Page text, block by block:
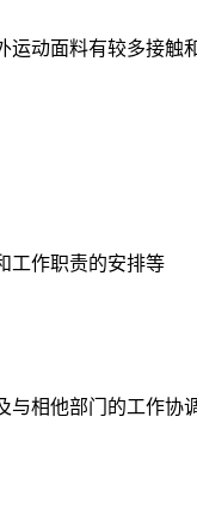
动面料有较多接触
工作职责的安排等
与相他部门的工作协